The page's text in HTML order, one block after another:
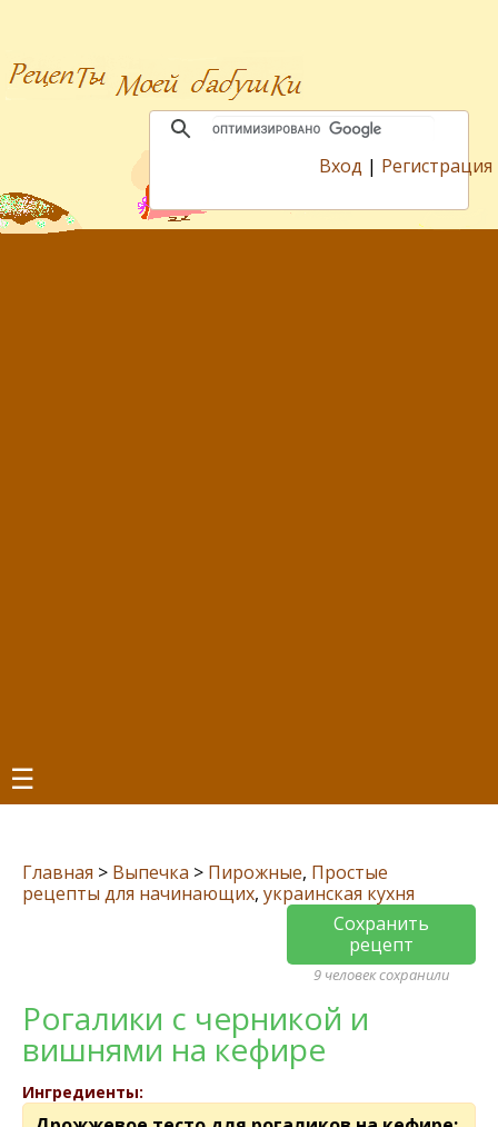
Вход | Регистрация
☰
Главная > Выпечка > Пирожные, Простые
рецепты для начинающих, украинская кухня
Сохранить
рецепт
9 человек сохранили
Рогалики с черникой и
вишнями на кефире
Ингредиенты: